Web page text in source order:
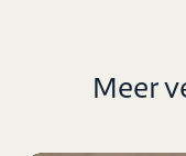
Meer